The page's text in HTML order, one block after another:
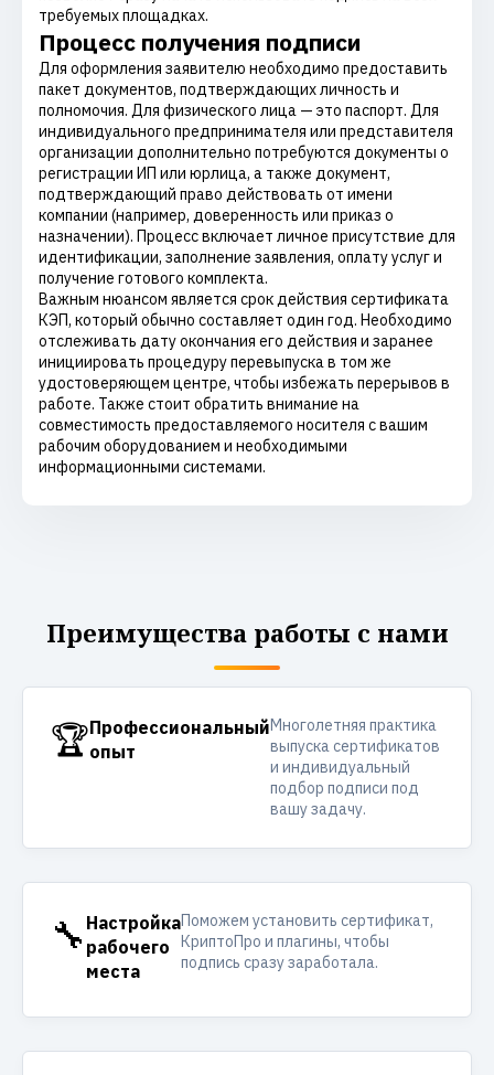
требуемых площадках.
Процесс получения подписи
Для оформления заявителю необходимо предоставить
пакет документов, подтверждающих личность и
полномочия. Для физического лица — это паспорт. Для
индивидуального предпринимателя или представителя
организации дополнительно потребуются документы о
регистрации ИП или юрлица, а также документ,
подтверждающий право действовать от имени
компании (например, доверенность или приказ о
назначении). Процесс включает личное присутствие для
идентификации, заполнение заявления, оплату услуг и
получение готового комплекта.
Важным нюансом является срок действия сертификата
КЭП, который обычно составляет один год. Необходимо
отслеживать дату окончания его действия и заранее
инициировать процедуру перевыпуска в том же
удостоверяющем центре, чтобы избежать перерывов в
работе. Также стоит обратить внимание на
совместимость предоставляемого носителя с вашим
рабочим оборудованием и необходимыми
информационными системами.
Преимущества работы с нами
🏆Профессиональный
опыт
Многолетняя практика
выпуска сертификатов
и индивидуальный
подбор подписи под
вашу задачу.
🔧 Настройка
рабочего
места
Поможем установить сертификат,
КриптоПро и плагины, чтобы
подпись сразу заработала.